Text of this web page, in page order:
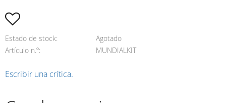
Añadir a favoritos
Estado de stock
Agotado
Artículo n.º
MUNDIALKIT
Escribir una crítica.